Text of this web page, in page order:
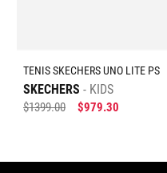
TENIS SKECHERS UNO LITE PS
SKECHERS KIDS
$1399.00 $979.30